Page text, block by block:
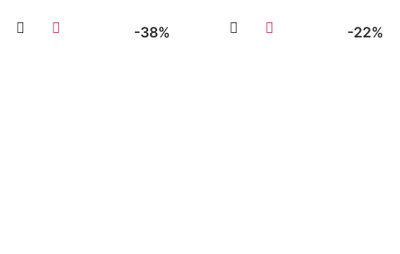
-38% -22%